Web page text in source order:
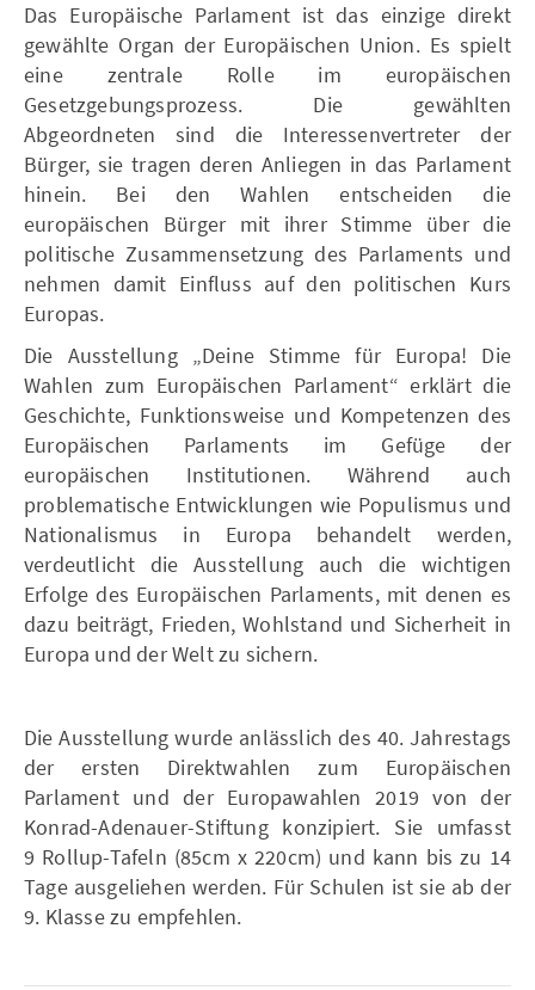
Das Europäische Parlament ist das einzige direkt
gewählte Organ der Europäischen Union. Es spielt
eine zentrale Rolle im europäischen
Gesetzgebungsprozess. Die gewählten
Abgeordneten sind die Interessenvertreter der
Bürger, sie tragen deren Anliegen in das Parlament
hinein. Bei den Wahlen entscheiden die
europäischen Bürger mit ihrer Stimme über die
politische Zusammensetzung des Parlaments und
nehmen damit Einfluss auf den politischen Kurs
Europas.
Die Ausstellung „Deine Stimme für Europa! Die
Wahlen zum Europäischen Parlament“ erklärt die
Geschichte, Funktionsweise und Kompetenzen des
Europäischen Parlaments im Gefüge der
europäischen Institutionen. Während auch
problematische Entwicklungen wie Populismus und
Nationalismus in Europa behandelt werden,
verdeutlicht die Ausstellung auch die wichtigen
Erfolge des Europäischen Parlaments, mit denen es
dazu beiträgt, Frieden, Wohlstand und Sicherheit in
Europa und der Welt zu sichern.
Die Ausstellung wurde anlässlich des 40. Jahrestags
der ersten Direktwahlen zum Europäischen
Parlament und der Europawahlen 2019 von der
Konrad-Adenauer-Stiftung konzipiert. Sie umfasst
9 Rollup-Tafeln (85cm x 220cm) und kann bis zu 14
Tage ausgeliehen werden. Für Schulen ist sie ab der
9. Klasse zu empfehlen.